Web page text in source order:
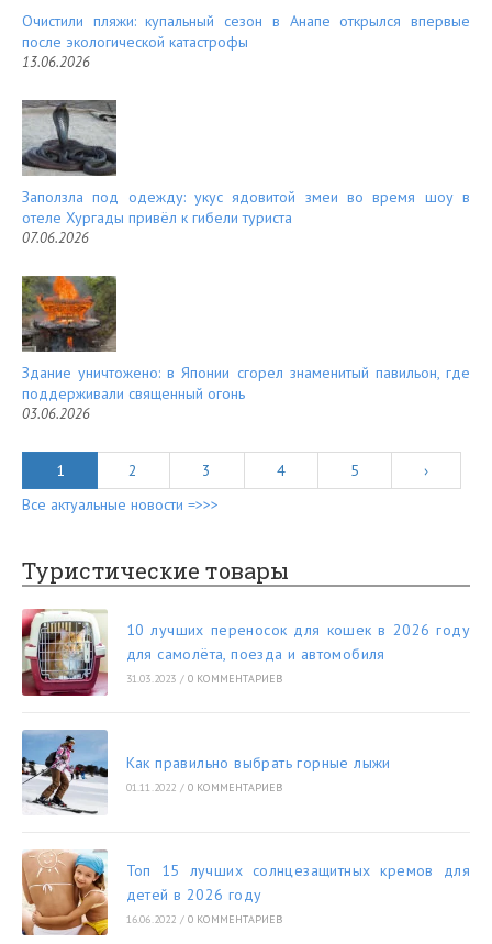
Очистили пляжи: купальный сезон в Анапе открылся впервые
после экологической катастрофы
13.06.2026
Заползла под одежду: укус ядовитой змеи во время шоу в
отеле Хургады привёл к гибели туриста
07.06.2026
Здание уничтожено: в Японии сгорел знаменитый павильон, где
поддерживали священный огонь
03.06.2026
1 2 3 4 5
›
Все актуальные новости =>>>
Туристические товары
10 лучших переносок для кошек в 2026 году
для самолёта, поезда и автомобиля
31.03.2023 / 0 КОММЕНТАРИЕВ
Как правильно выбрать горные лыжи
01.11.2022 / 0 КОММЕНТАРИЕВ
Топ 15 лучших солнцезащитных кремов для
детей в 2026 году
16.06.2022 / 0 КОММЕНТАРИЕВ